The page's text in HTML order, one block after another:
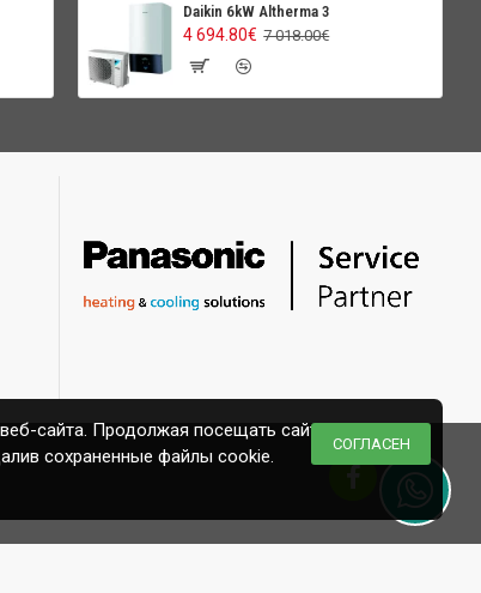
Daikin 6kW Altherma 3
4 694.80€ 7 018.00€
СОГЛАСЕН
сайта. Продолжая посещать сайт,
сохраненные файлы cookie.